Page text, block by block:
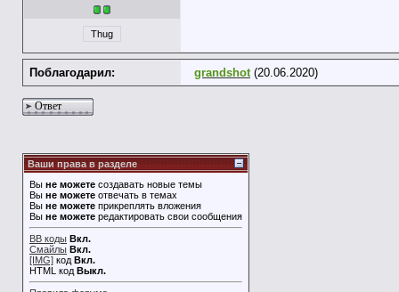
Thug
Поблагодарил: grandshot(20.06.2020)
Ответ
Ваши права в разделе
Вы не можете создавать новые темы
Вы не можете отвечать в темах
Вы не можете прикреплять вложения
Вы не можете редактировать свои сообщения
BB коды Вкл.
Смайлы Вкл.
[IMG] код Вкл.
HTML код Выкл.